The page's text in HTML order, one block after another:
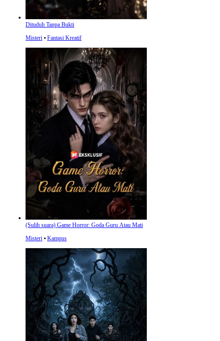
Dituduh Tanpa Bukti
Misteri ⦁ Fantasi Kreatif
(Sulih suara) Game Horror: Goda Guru Atau Mati
Misteri ⦁ Kampus